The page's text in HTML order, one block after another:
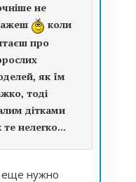
не
коли
про
як їм
тоді
дітками
те нелегко...
нужно